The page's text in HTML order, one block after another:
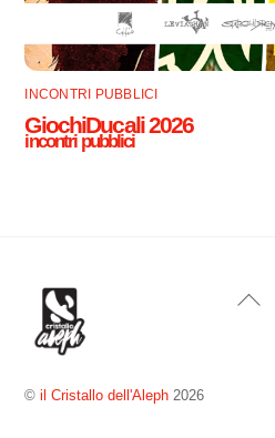
INCONTRI PUBBLICI
GiochiDucali 2026
incontri pubblici
Back
©il Cristallo dell'Aleph 2026